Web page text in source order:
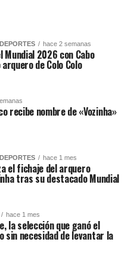
hace 2 semanas
Mundial 2026 con Cabo
de Colo Colo
recibe nombre de «Vozinha»
hace 1 mes
el fichaje del arquero
tras su destacado Mundial
hace 1 mes
la selección que ganó el
sin necesidad de levantar la